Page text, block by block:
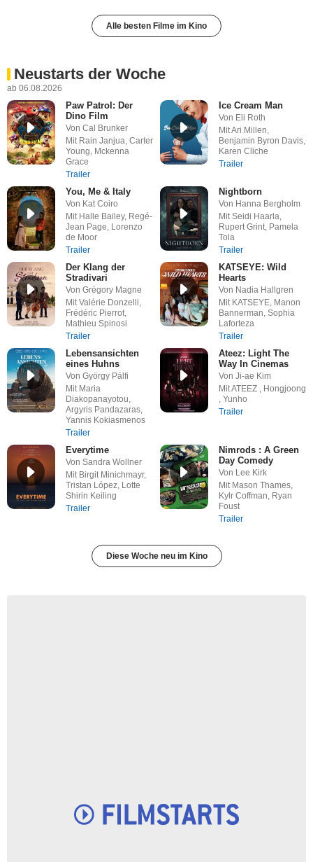
Alle besten Filme im Kino
Neustarts der Woche
ab 06.08.2026
Paw Patrol: Der
Dino Film
Von Cal Brunker
Mit Rain Janjua, Carter
Young, Mckenna
Grace
Trailer
Ice Cream Man
Von Eli Roth
Mit Ari Millen,
Benjamin Byron Davis,
Karen Cliche
Trailer
You, Me & Italy
Von Kat Coiro
Mit Halle Bailey, Regé-
Jean Page, Lorenzo
de Moor
Trailer
Nightborn
Von Hanna Bergholm
Mit Seidi Haarla,
Rupert Grint, Pamela
Tola
Trailer
Der Klang der
Stradivari
Von Grégory Magne
Mit Valérie Donzelli,
Frédéric Pierrot,
Mathieu Spinosi
Trailer
KATSEYE: Wild
Hearts
Von Nadia Hallgren
Mit KATSEYE, Manon
Bannerman, Sophia
Laforteza
Trailer
Lebensansichten
eines Huhns
Von György Pálfi
Mit Maria
Diakopanayotou,
Argyris Pandazaras,
Yannis Kokiasmenos
Trailer
Ateez: Light The
Way In Cinemas
Von Ji-ae Kim
Mit ATEEZ , Hongjoong
, Yunho
Trailer
Everytime
Von Sandra Wollner
Mit Birgit Minichmayr,
Tristan López, Lotte
Shirin Keiling
Trailer
Nimrods : A Green
Day Comedy
Von Lee Kirk
Mit Mason Thames,
Kylr Coffman, Ryan
Foust
Trailer
Diese Woche neu im Kino